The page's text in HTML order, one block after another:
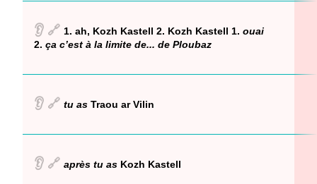
👂 🔗 1. ah, Kozh Kastell 2. Kozh Kastell 1. ouai
2. ça c’est à la limite de... de Ploubaz
👂 🔗 tu as Traou ar Vilin
👂 🔗 après tu as Kozh Kastell